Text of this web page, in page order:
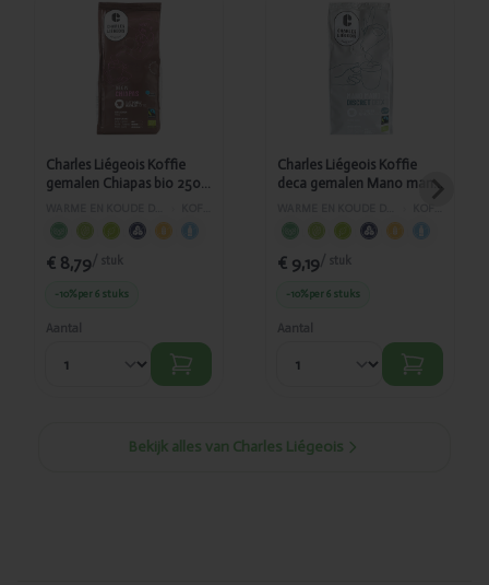
Toegevoegd
Charles
Liégeois
Chiapas bio
250g - 9101
Charles Liégeois Koffie
gemalen Chiapas bio 250g
€ 8,79/ stuk
-10%per 6 stuks
Aantal
Charles
Liégeois
bio 250g -
Charles Liégeois Koffie
deca gemalen Mano mano
€ 9,19/ stuk
-10%per 6 stuks
Aantal
Bekijk alles van Charles Liégeois